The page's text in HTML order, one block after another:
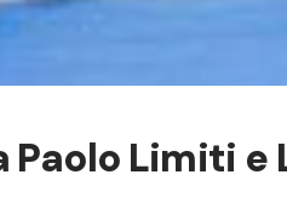
Limiti e